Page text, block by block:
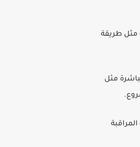
مثل طريقة
مثل